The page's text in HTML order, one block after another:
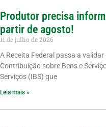
Produtor precisa
partir de agosto!
11 de julho de 2026
A Receita Federal passa a
Contribuição sobre Bens e
Serviços (IBS) que
Leia mais »